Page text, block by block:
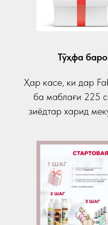
Тӯҳфа
Ҳар касе, ки дар
ба маблағи 225
зиёдтар харид